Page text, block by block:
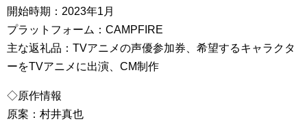
開始時期：2023年1月
プラットフォーム：CAMPFIRE
主な返礼品：TVアニメの声優参加券、希望するキャラクタ
ーをTVアニメに出演、CM制作
◇原作情報
原案：村井真也